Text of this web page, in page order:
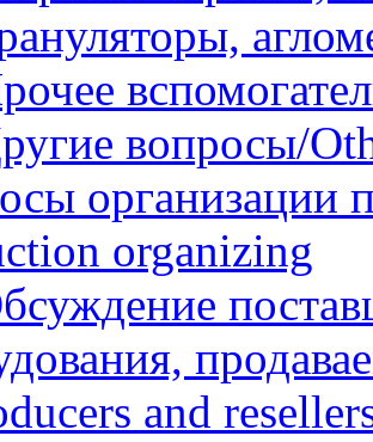
вопросы/
организации
organizing
and